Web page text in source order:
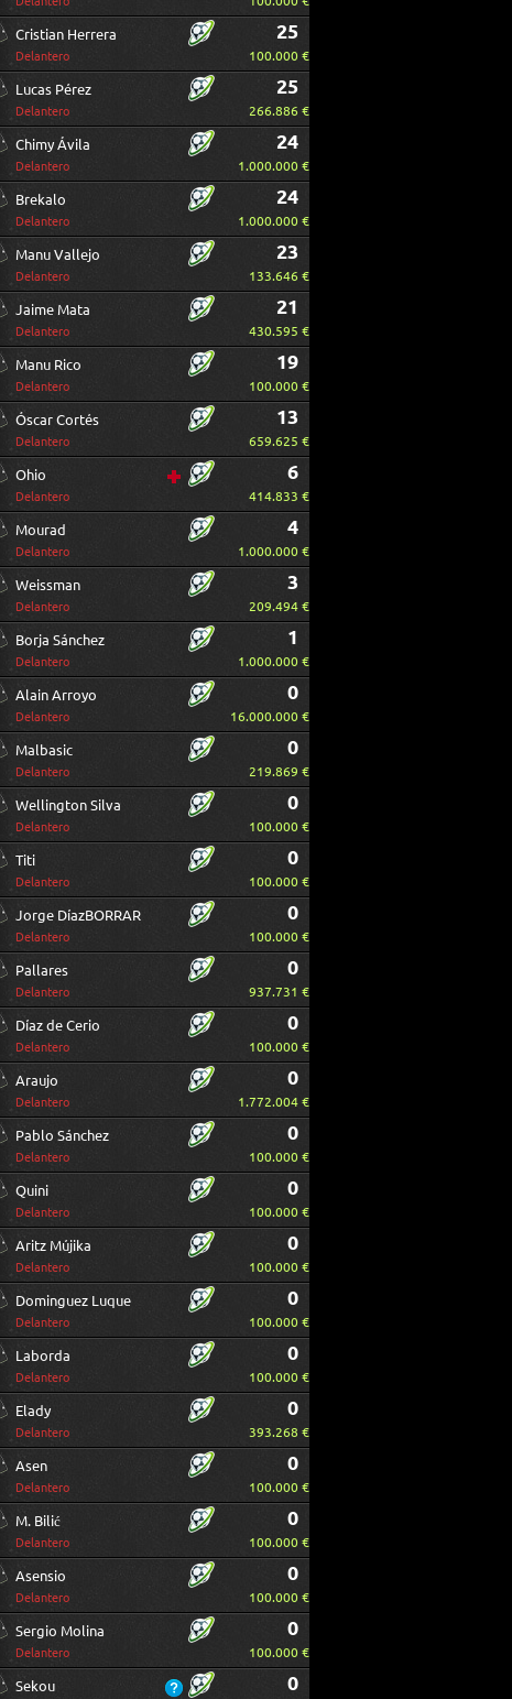
Cristian Herrera
Delantero
25
100.000 €
Lucas Pérez
Delantero
25
266.886 €
Chimy Ávila
Delantero
24
1.000.000 €
Brekalo
Delantero
24
1.000.000 €
Manu Vallejo
Delantero
23
133.646 €
Jaime Mata
Delantero
21
430.595 €
Manu Rico
Delantero
19
100.000 €
Óscar Cortés
Delantero
13
659.625 €
Ohio
Delantero
6
414.833 €
Mourad
Delantero
4
1.000.000 €
Weissman
Delantero
3
209.494 €
Borja Sánchez
Delantero
1
1.000.000 €
Alain Arroyo
Delantero
0
16.000.000 €
Malbasic
Delantero
0
219.869 €
Wellington Silva
Delantero
0
100.000 €
Titi
Delantero
0
100.000 €
Jorge DíazBORRAR
Delantero
0
100.000 €
Pallares
Delantero
0
937.731 €
Díaz de Cerio
Delantero
0
100.000 €
Araujo
Delantero
0
1.772.004 €
Pablo Sánchez
Delantero
0
100.000 €
Quini
Delantero
0
100.000 €
Aritz Mújika
Delantero
0
100.000 €
Dominguez Luque
Delantero
0
100.000 €
Laborda
Delantero
0
100.000 €
Elady
Delantero
0
393.268 €
Asen
Delantero
0
100.000 €
M. Bilić
Delantero
0
100.000 €
Asensio
Delantero
0
100.000 €
Sergio Molina
Delantero
0
100.000 €
Sekou 0